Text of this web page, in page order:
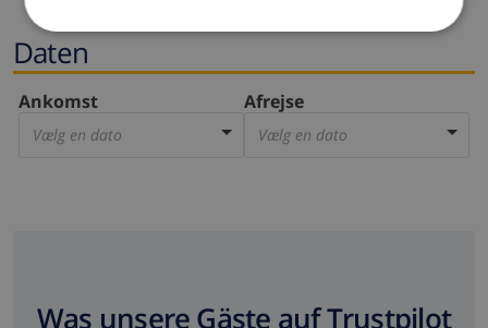
Daten
Ankomst
Vælg en dato
Afrejse
Vælg en dato
Was unsere Gäste auf Trustpilot